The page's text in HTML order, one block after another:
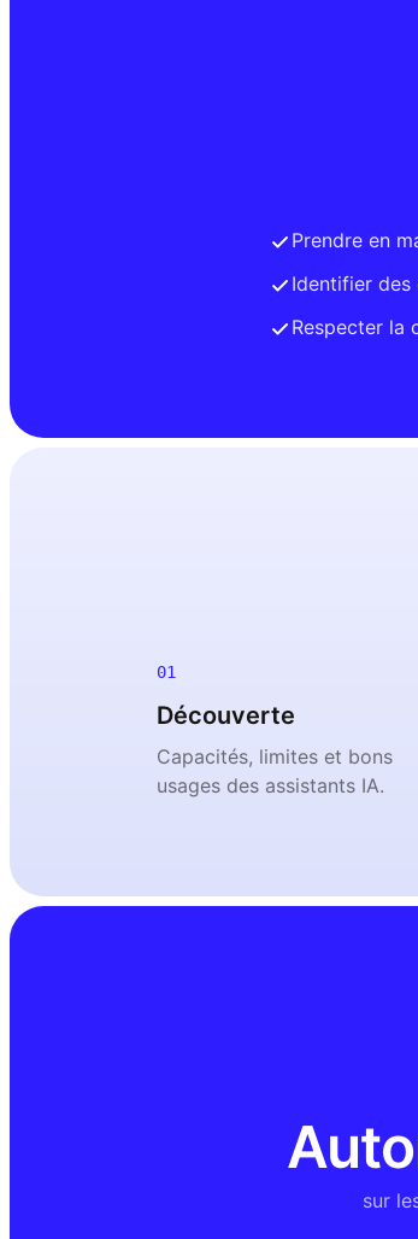
Prendre en
Identifier des
Respecter la
01
Découverte
Capacités, limites et bons
usages des assistants IA.
sur